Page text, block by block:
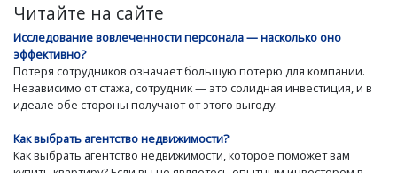
Читайте на сайте
Исследование вовлеченности персонала — насколько оно
эффективно?
Потеря сотрудников означает большую потерю для компании.
Независимо от стажа, сотрудник — это солидная инвестиция, и в
идеале обе стороны получают от этого выгоду.
Как выбрать агентство недвижимости?
Как выбрать агентство недвижимости, которое поможет вам